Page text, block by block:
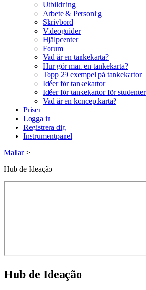
Utbildning
Arbete & Personlig
Skrivbord
Videoguider
Hjälpcenter
Forum
Vad är en tankekarta?
Hur gör man en tankekarta?
Topp 29 exempel på tankekartor
Idéer för tankekartor
Idéer för tankekartor för studenter
Vad är en konceptkarta?
Priser
Logga in
Registrera dig
Instrumentpanel
Mallar >
Hub de Ideação
Hub de Ideação